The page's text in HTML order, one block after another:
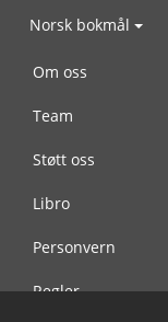
Norsk bokmål
Om oss
Team
Støtt oss
Libro
Personvern
Regler